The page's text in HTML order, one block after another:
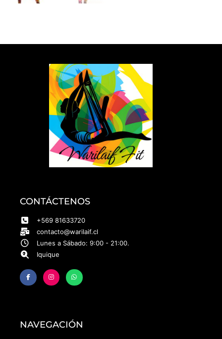
CONTÁCTENOS
+569 81633720
contacto@warilaif.cl
Lunes a Sábado: 9:00 - 21:00.
Iquique
NAVEGACIÓN